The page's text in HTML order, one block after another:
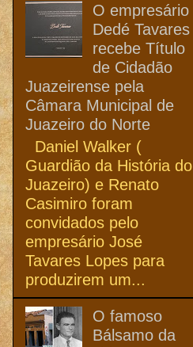
O empresário
Dedé Tavares
recebe Título
de Cidadão
Juazeirense pela
Câmara Municipal de
Juazeiro do Norte
Daniel Walker (
Guardião da História do
Juazeiro) e Renato
Casimiro foram
convidados pelo
empresário José
Tavares Lopes para
produzirem um...
O famoso
Bálsamo da